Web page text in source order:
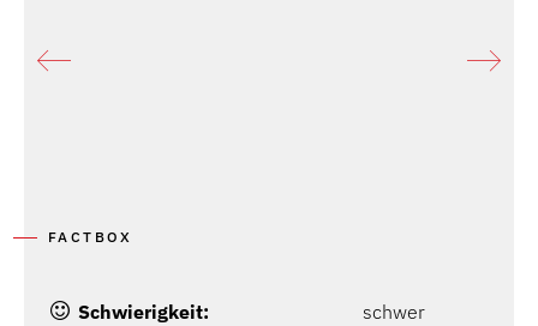
FACTBOX
Schwierigkeit:
schwer